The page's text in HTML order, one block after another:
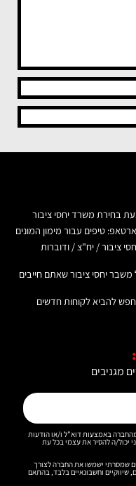
מגניבים
מהחברה באמצעות דוא"ל ו/או הודעות
יכול/ה להסיר את עצמי בכל עת
שמסרתי ישמשו את החברה לצורך
שיווקיים וחשבונאיים בלבד, בהתאם
בחירת משרד יחסי ציבור
טיפים עבור מימון המונים
ציבור / יח"צ / ודוברות
3 מאפיינים ניהול משבר יחסי ציבור שאתם חייבים
להביא לקוחות חדשים